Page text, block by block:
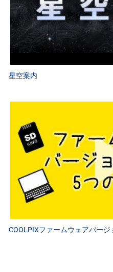
星空案内
COOLPIXファームウェアバー